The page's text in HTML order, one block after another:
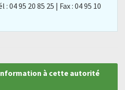
04 95 20 85 25 | Fax : 04 95 10
à cette autorité